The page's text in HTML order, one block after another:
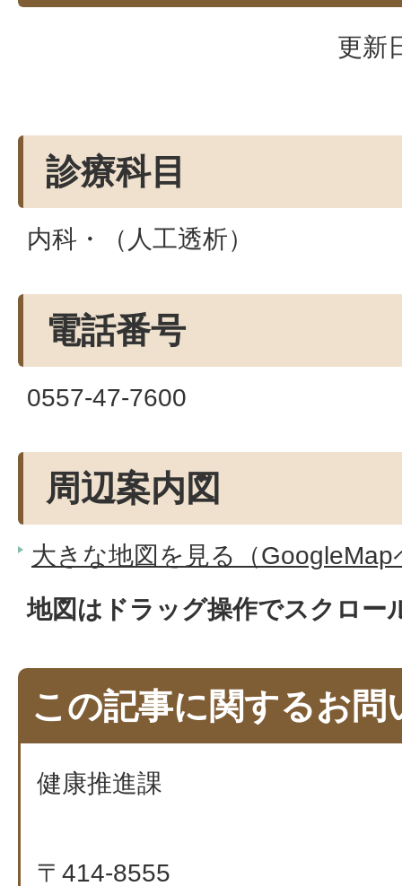
更新
診療科目
内科・（人工透析）
電話番号
0557-47-7600
周辺案内図
大きな地図を見る（GoogleMap
地図はドラッグ操作でスクロー
この記事に関するお問
健康推進課
〒414-8555